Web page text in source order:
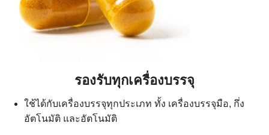
รองรับทุกเครื่องบรรจุ
ใช้ได้กับเครื่องบรรจุทุกประเภท ทั้ง เครื่องบรรจุมือ, กึ่ง
อัตโนมัติ และอัตโนมัติ